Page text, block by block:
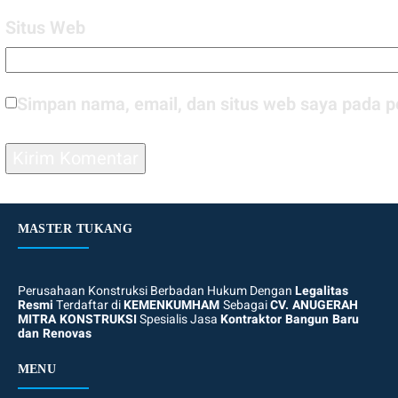
Situs Web
Simpan nama, email, dan situs web saya
MASTER TUKANG
Perusahaan Konstruksi Berbadan Hukum DenganLegalitas
ResmiTerdaftar diKEMENKUMHAMSebagaiCV. ANUGERAH
MITRA KONSTRUKSISpesialis JasaKontraktor Bangun Baru
dan Renovas
MENU